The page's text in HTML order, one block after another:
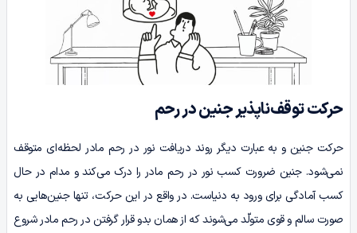
حرکت توقف‌ناپذیر جنین در رحم
حرکت جنین و به عبارت دیگر روند دریافت نور در رحم مادر لحظه‌ای متوقف
نمی‌شود. جنین ضرورت کسب نور در رحم مادر را درک می‌کند و مدام در حال
کسب آمادگی برای ورود به دنیاست. در واقع در این حرکت، تنها جنین‌هایی به
صورت سالم و قوی متولّد می‌شوند که از همان بدو قرار گرفتن در رحم مادر شروع